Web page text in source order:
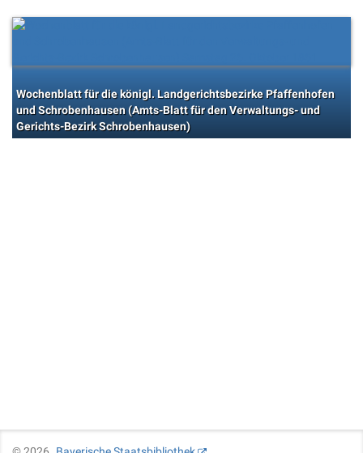
Wochenblatt für die königl. Landgerichtsbezirke Pfaffenhofen
und Schrobenhausen (Amts-Blatt für den Verwaltungs- und
Gerichts-Bezirk Schrobenhausen)